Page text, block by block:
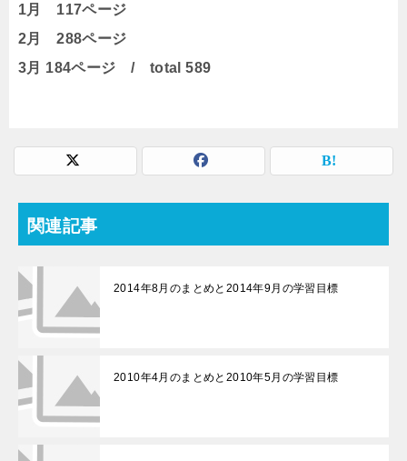
1月 117ページ
2月 288ページ
3月 184ページ / total 589
関連記事
2014年8月のまとめと2014年9月の学習目標
2010年4月のまとめと2010年5月の学習目標